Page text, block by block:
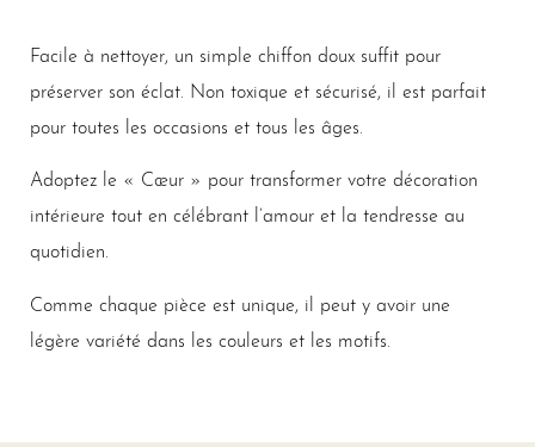
Facile à nettoyer, un simple chiffon doux suffit pour
préserver son éclat. Non toxique et sécurisé, il est parfait
pour toutes les occasions et tous les âges.
Adoptez le « Cœur » pour transformer votre décoration
intérieure tout en célébrant l’amour et la tendresse au
quotidien.
Comme chaque pièce est unique, il peut y avoir une
légère variété dans les couleurs et les motifs.